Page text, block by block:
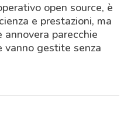
open source, è
e prestazioni, ma
parecchie
gestite senza